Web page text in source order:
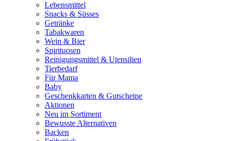
Lebensmittel
Snacks & Süsses
Getränke
Tabakwaren
Wein & Bier
Spirituosen
Reinigungsmittel & Utensilien
Tierbedarf
Für Mama
Baby
Geschenkkarten & Gutscheine
Aktionen
Neu im Sortiment
Bewusste Alternativen
Backen